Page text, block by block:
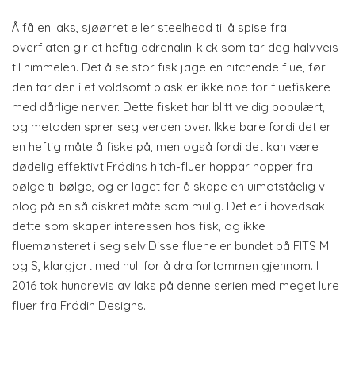
Å få en laks, sjøørret eller steelhead til å spise fra
overflaten gir et heftig adrenalin-kick som tar deg halvveis
til himmelen. Det å se stor fisk jage en hitchende flue, før
den tar den i et voldsomt plask er ikke noe for fluefiskere
med dårlige nerver. Dette fisket har blitt veldig populært,
og metoden sprer seg verden over. Ikke bare fordi det er
en heftig måte å fiske på, men også fordi det kan være
dødelig effektivt.Frödins hitch-fluer hoppar hopper fra
bølge til bølge, og er laget for å skape en uimotståelig v-
plog på en så diskret måte som mulig. Det er i hovedsak
dette som skaper interessen hos fisk, og ikke
fluemønsteret i seg selv.Disse fluene er bundet på FITS M
og S, klargjort med hull for å dra fortommen gjennom. I
2016 tok hundrevis av laks på denne serien med meget lure
fluer fra Frödin Designs.